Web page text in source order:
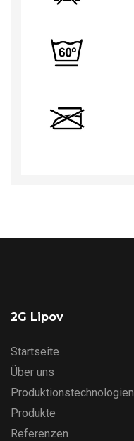
2G Lipov
Startseite
Über uns
Produktionstechnologien
Produkte
Referenzen